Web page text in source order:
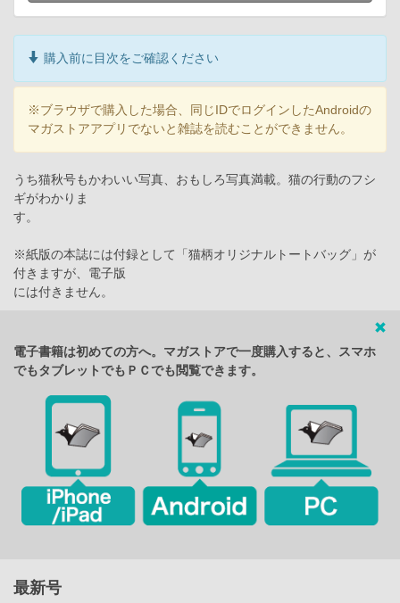
購入前に目次をご確認ください
※ブラウザで購入した場合、同じIDでログインしたAndroidの
マガストアアプリでないと雑誌を読むことができません。
うち猫秋号もかわいい写真、おもしろ写真満載。猫の行動のフシ
ギがわかりま
す。
※紙版の本誌には付録として「猫柄オリジナルトートバッグ」が
付きますが、電子版
には付きません。
電子書籍は初めての方へ。マガストアで一度購入すると、スマホ
でもタブレットでもＰＣでも閲覧できます。
最新号